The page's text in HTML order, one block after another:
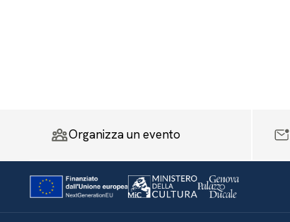
Organizza un evento